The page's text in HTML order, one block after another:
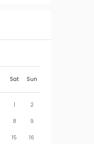
Sat Sun
1 2
8 9
15 16